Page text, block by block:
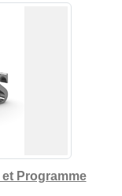
Programme